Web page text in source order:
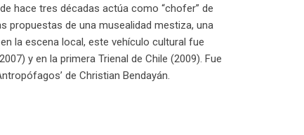
hace tres décadas actúa como “chofer” de
propuestas de una musealidad mestiza, una
la escena local, este vehículo cultural fue
y en la primera Trienal de Chile (2009). Fue
de Christian Bendayán.